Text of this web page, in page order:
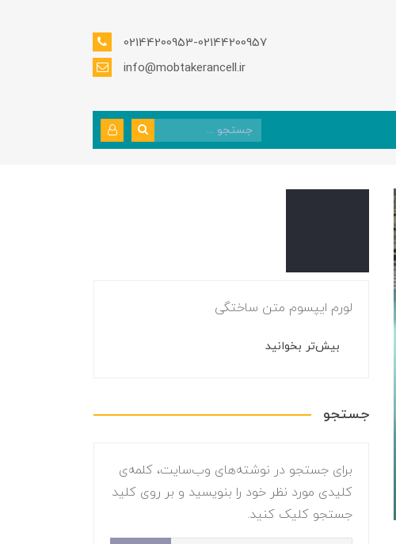
02144200953-02144200957
info@mobtakerancell.ir
لورم ایپسوم متن ساختگی
بیش‌تر بخوانید
جستجو
برای جستجو در نوشته‌های وب‌سایت، کلمه‌ی
کلیدی مورد نظر خود را بنویسید و بر روی کلید
جستجو کلیک کنید.